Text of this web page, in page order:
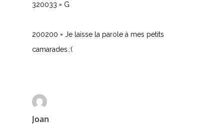
320033 = G
200200 = Je laisse la parole à mes petits
camarades.:(
Joan